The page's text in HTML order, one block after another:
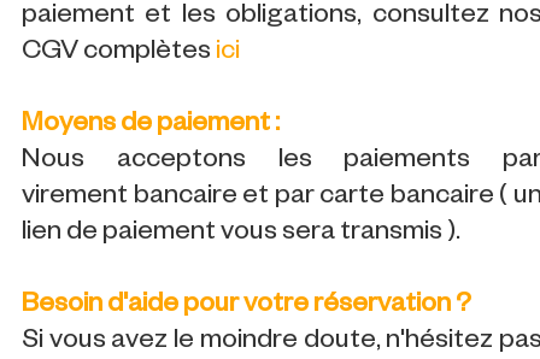
paiement et les obligations, consultez
CGV complètes ici
Moyens de paiement :
Nous acceptons les paiements
virement bancaire et par carte bancaire (
lien de paiement vous sera transmis ).
Besoin d'aide pour votre réservation ?
Si vous avez le moindre doute, n'hésitez